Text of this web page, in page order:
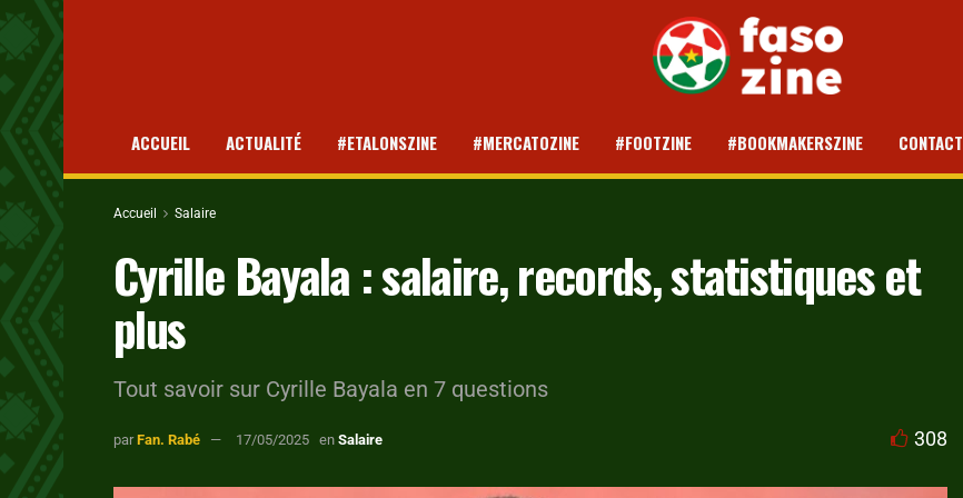
ACCUEIL ACTUALITÉ #ETALONSZINE #MERCATOZINE #FOOTZINE #BOOKMAKERSZINE CONTACT
Accueil Salaire
Cyrille Bayala : salaire, records, statistiques et
plus
Tout savoir sur Cyrille Bayala en 7 questions
par Fan. Rabé 17/05/2025 en Salaire 308